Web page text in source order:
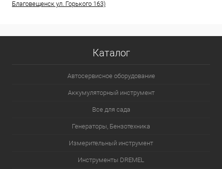
Благовещенск ул. Горького 163)
Каталог
Автосервисное оборудование
Аккумуляторный инструмент
Все для сада
Генераторы, Бензотехника
Измерительный инструмент
Инструменты DREMEL